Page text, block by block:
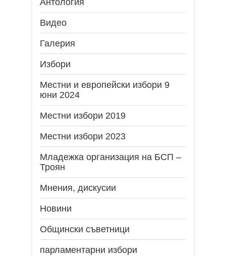
Антология
Видео
Галерия
Избори
Местни и европейски избори 9
юни 2024
Местни избори 2019
Местни избори 2023
Младежка организация на БСП –
Троян
Мнения, дискусии
Новини
Общински съветници
парламентарни избори